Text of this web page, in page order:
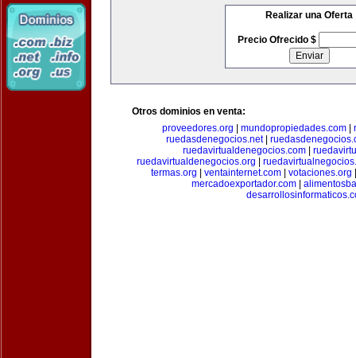
Realizar una Oferta
Precio Ofrecido $
Otros dominios en venta:
proveedores.org
mundopropiedades.com
ruedasdenegocios.net|
ruedavirtualdenegocios.com|
ruedavirtualdenegocios.org
termas.org
ventainternet.com votaciones.org
mercadoexportador.com|